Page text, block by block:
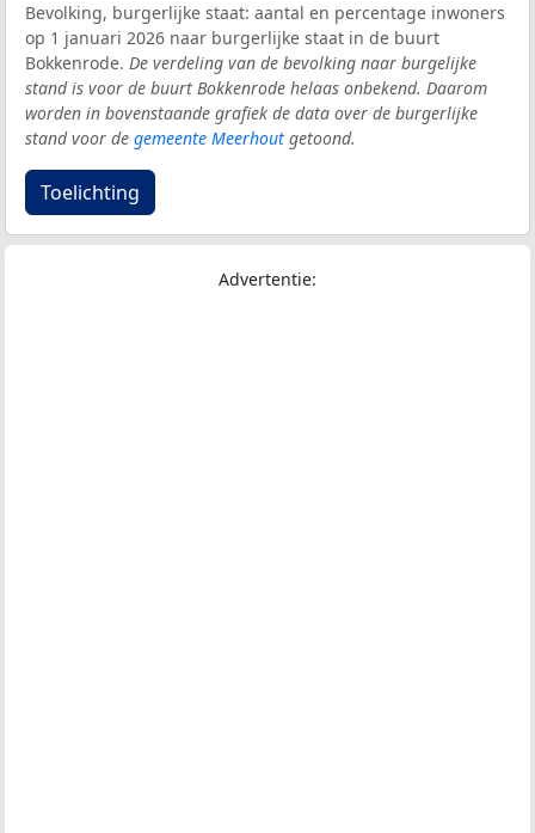
Bevolking, burgerlijke staat: aantal en percentage inwoners
op 1 januari 2026 naar burgerlijke staat in de buurt
Bokkenrode. De verdeling van de bevolking naar burgelijke
stand is voor de buurt Bokkenrode helaas onbekend. Daarom
worden in bovenstaande grafiek de data over de burgerlijke
stand voor de gemeente Meerhout getoond.
Toelichting
Advertentie: